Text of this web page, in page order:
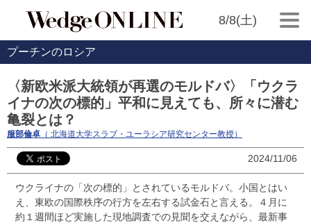
8/8(土)
プーチンのロシア
〈新欧米派大統領が再選のモルドバ〉「ウクラ
イナの次の標的」平和に見えても、所々に潜む
亀裂とは？
服部倫卓 （ 北海道大学スラブ・ユーラシア研究センター教授）
2024/11/06
ウクライナの「次の標的」とされているモルドバ。小国とはい
え、東欧の国際秩序の行方を左右する試金石と言える。４月に
約１週間ほど実施した現地調査での見聞を交えながら、最新事